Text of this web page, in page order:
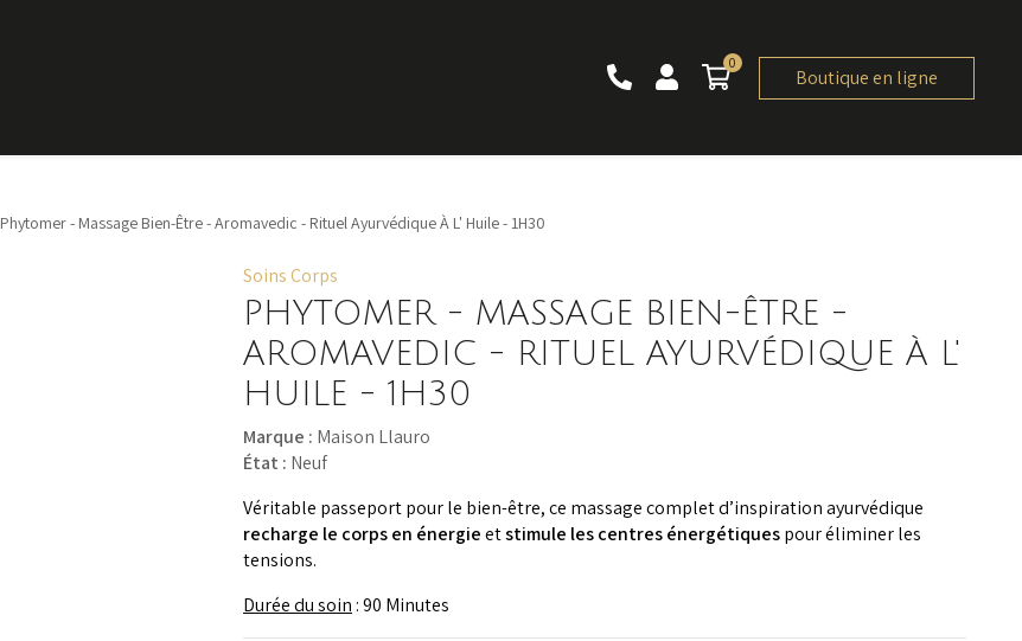
0
0 article Boutique en ligne
Phytomer - Massage Bien-Être - Aromavedic - Rituel Ayurvédique À L' Huile - 1H30
Soins Corps
PHYTOMER - MASSAGE BIEN-ÊTRE -
AROMAVEDIC - RITUEL AYURVÉDIQUE À L'
HUILE - 1H30
Marque : Maison Llauro
État : Neuf
Véritable passeport pour le bien-être, ce massage complet d’inspiration ayurvédique
recharge le corps en énergieetstimule les centres énergétiquespour éliminer les
tensions.
Durée du soin : 90 Minutes